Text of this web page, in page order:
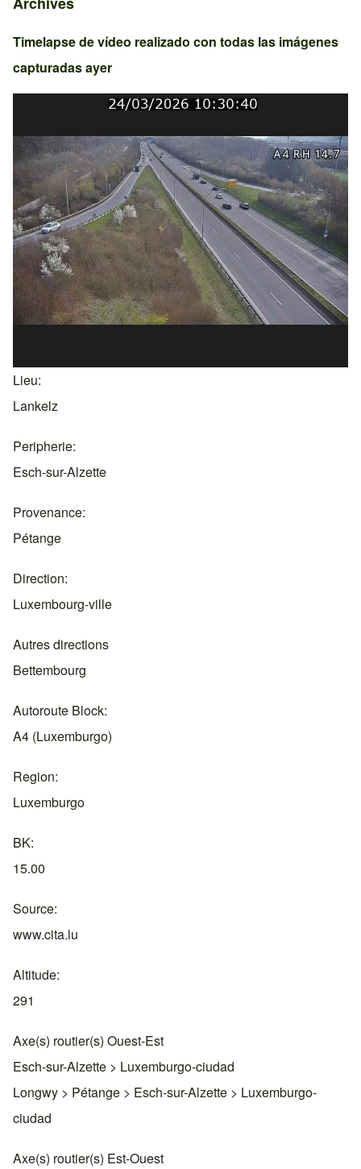
Timelapse de vídeo realizado con todas las imágenes
capturadas ayer
Lieu
Lankelz
Peripherie
Esch-sur-Alzette
Provenance
Pétange
Direction
Luxembourg-ville
Autres directions
Bettembourg
Autoroute Block
A4 (Luxemburgo)
Region
Luxemburgo
BK
15.00
Source
www.cita.lu
Altitude
291
Axe(s) routier(s) Ouest-Est
Esch-sur-Alzette > Luxemburgo-ciudad
Longwy > Pétange > Esch-sur-Alzette > Luxemburgo-
ciudad
Axe(s) routier(s) Est-Ouest